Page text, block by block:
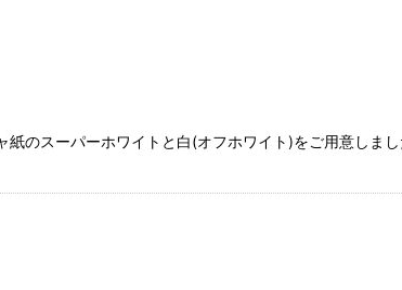
のスーパーホワイトと白(オフホワイト)をご用意しま